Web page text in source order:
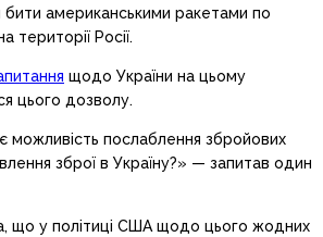
бити американськими ракетами по
території Росії.
щодо України на цьому
цього дозволу.
можливість послаблення збройових
зброї в Україну?» — запитав один
що у політиці США щодо цього жодних